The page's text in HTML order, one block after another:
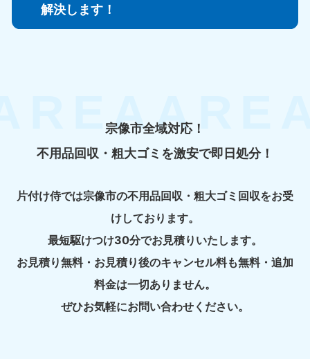
解決します！
宗像市全域対応！
不用品回収・粗大ゴミを激安で即日処分！
片付け侍では宗像市の不用品回収・粗大ゴミ回収をお受
けしております。
最短駆けつけ30分でお見積りいたします。
お見積り無料・お見積り後のキャンセル料も無料・追加
料金は一切ありません。
ぜひお気軽にお問い合わせください。